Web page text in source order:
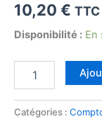
10,20 € TTC
Disponibilité : En
vert
Catégories :